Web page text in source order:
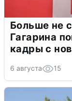
Больше не
Гагарина
кадры с
6 августа 15